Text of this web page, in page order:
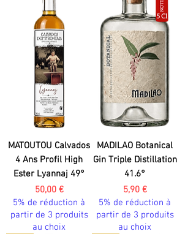
MATOUTOU Calvados
4 Ans Profil High
Ester Lyannaj 49°
Prix
50,00 €
5% de réduction à
partir de 3 produits
au choix
MADILAO Botanical
Gin Triple Distillation
41.6°
Prix
5,90 €
5% de réduction à
partir de 3 produits
au choix